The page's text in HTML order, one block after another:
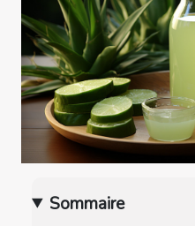
Sommaire